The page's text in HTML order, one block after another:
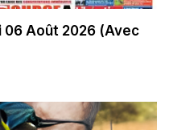
06 Août 2026 (Avec